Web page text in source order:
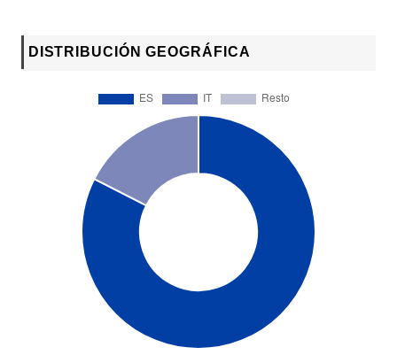
DISTRIBUCIÓN GEOGRÁFICA